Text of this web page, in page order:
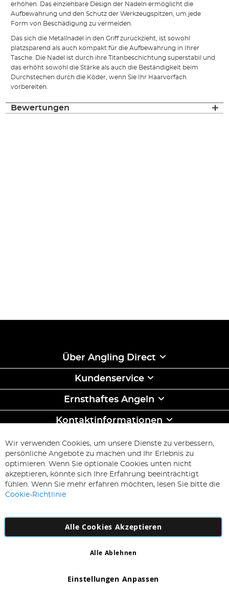
erhöhen. Das einziehbare Design der Nadeln ermöglicht die
Aufbewahrung und den Schutz der Werkzeugspitzen, um jede
Form von Beschädigung zu vermeiden.
Das sich die Metallnadel in den Griff zurückzieht, ist sowohl
platzsparend als auch kompakt für die Aufbewahrung in Ihrer
Tasche. Die Nadel ist durch ihre Titanbeschichtung superstabil und
das erhöht sowohl die Stärke als auch die Beständigkeit beim
Durchstechen durch die Köder, wenn Sie Ihr Haarvorfach
vorbereiten.
Bewertungen
Über Angling Direct
Kundenservice
Ernsthaftes Angeln
Kontaktinformationen
ABONNIEREN & SPAREN
Melden
Sie
unseren
Newsletter
Abonnieren
Firmennummer: 863029607
Wir verwenden Cookies, um unsere Dienste zu verbessern,
persönliche Angebote zu machen und Ihr Erlebnis zu
optimieren. Wenn Sie optionale Cookies unten nicht
akzeptieren, könnte sich Ihre Erfahrung beeinträchtigt
fühlen. Wenn Sie mehr erfahren möchten, lesen Sie bitte die
Cookie-Richtlinie
Alle Cookies Akzeptieren
Einstellungen Anpassen
Alle Ablehnen